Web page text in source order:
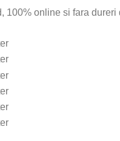
100% online si fara dureri